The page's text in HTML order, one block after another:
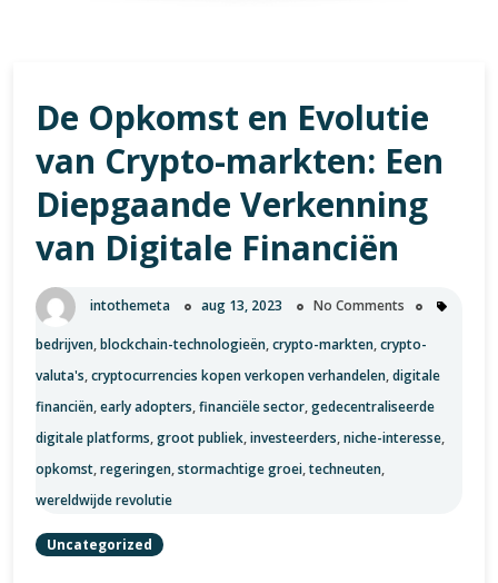
De Opkomst en Evolutie
van Crypto-markten: Een
Diepgaande Verkenning
van Digitale Financiën
intothemeta aug 13, 2023 No Comments
bedrijven,blockchain-technologieën,crypto-markten,crypto-
valuta's,cryptocurrencies kopen verkopen verhandelen,digitale
financiën,early adopters,financiële sector,gedecentraliseerde
digitale platforms,groot publiek,investeerders,niche-interesse,
opkomst,regeringen,stormachtige groei,techneuten,
wereldwijde revolutie
Uncategorized